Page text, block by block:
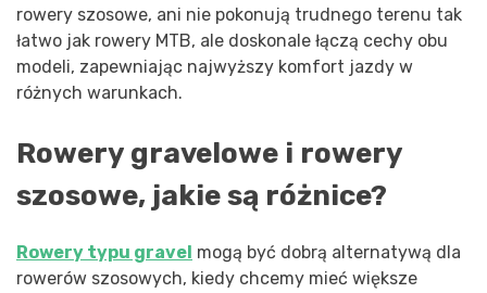
rowery szosowe, ani nie pokonują trudnego terenu tak
łatwo jak rowery MTB, ale doskonale łączą cechy obu
modeli, zapewniając najwyższy komfort jazdy w
różnych warunkach.
Rowery gravelowe i rowery
szosowe, jakie są różnice?
Rowery typu gravel mogą być dobrą alternatywą dla
rowerów szosowych, kiedy chcemy mieć większe